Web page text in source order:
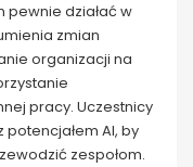
pewnie działać w
zmian
organizacji na
pracy. Uczestnicy
potencjałem AI, by
zespołom.